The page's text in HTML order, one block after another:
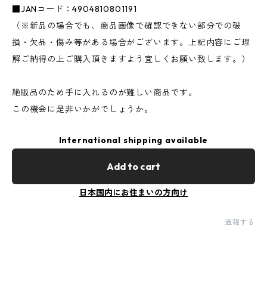
■JANコード：4904810801191
（※新品の場合でも、商品画像で確認できない部分での破
損・欠品・傷み等がある場合がございます。上記内容にご理
解ご納得の上ご購入頂きますよう宜しくお願い致します。）
絶版品のため手に入れるのが難しい商品です。
この機会に是非いかがでしょうか。
International shipping available
Add to cart
日本国内にお住まいの方向け
通報する